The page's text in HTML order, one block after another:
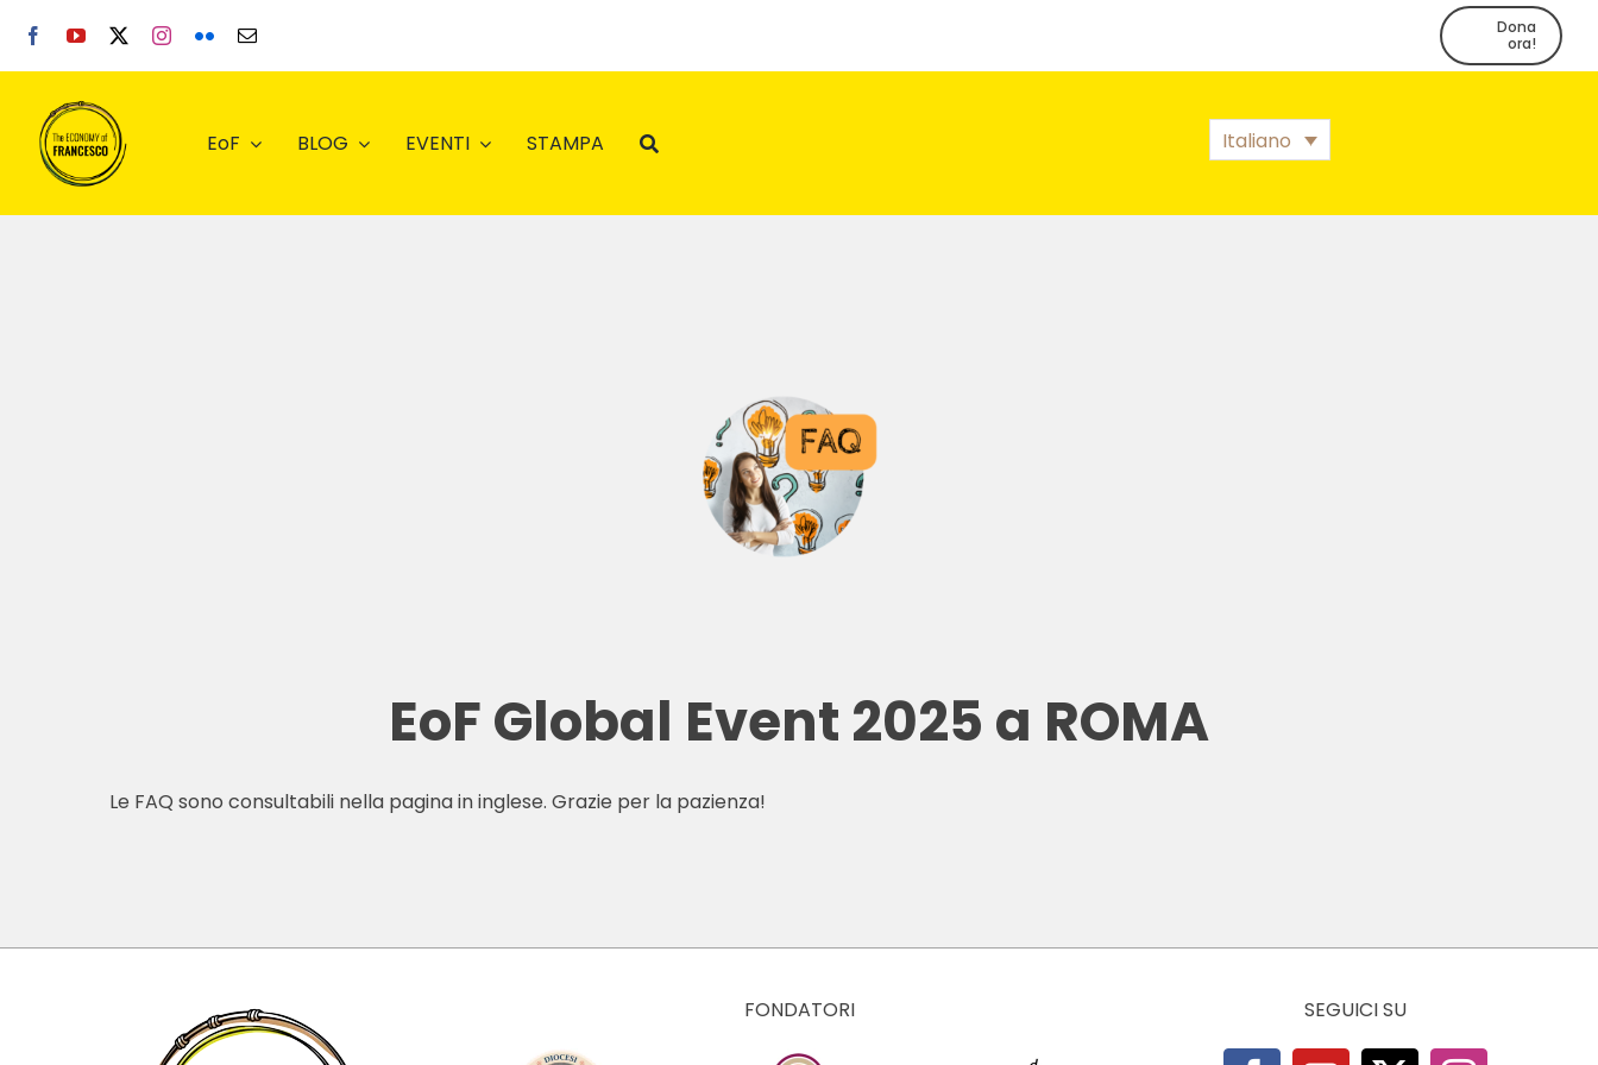
contenuto
Dona
ora!
EoF BLOG EVENTI STAMPA Italiano
EoF Global Event 2025 a ROMA
Le FAQ sono consultabili nella pagina in inglese. Grazie per la pazienza!
FONDATORI SEGUICI SU